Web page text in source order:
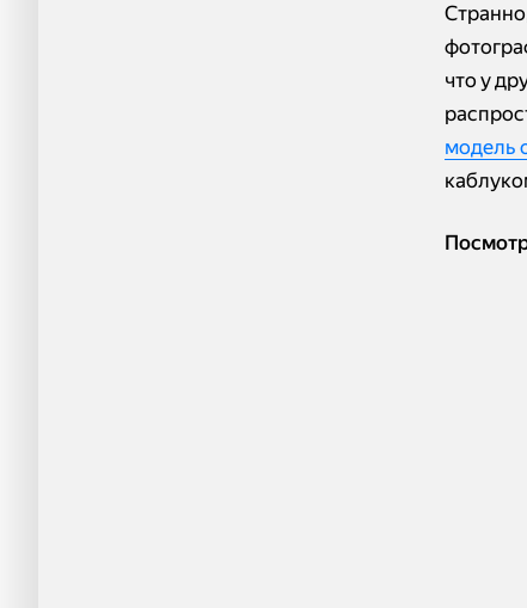
что у
модель